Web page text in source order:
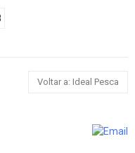
Voltar a: Ideal Pesca